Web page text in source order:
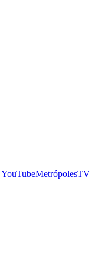
YouTubeMetrópolesTV